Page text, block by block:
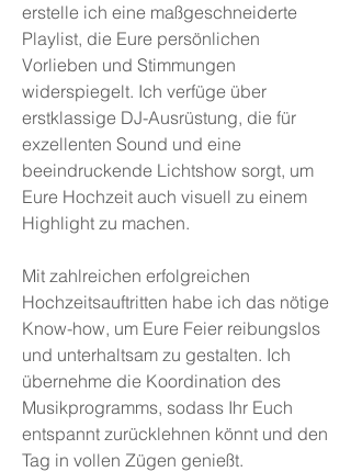
erstelle ich eine maßgeschneiderte
Playlist, die Eure persönlichen
Vorlieben und Stimmungen
widerspiegelt. Ich verfüge über
erstklassige DJ-Ausrüstung, die für
exzellenten Sound und eine
beeindruckende Lichtshow sorgt, um
Eure Hochzeit auch visuell zu einem
Highlight zu machen.
Mit zahlreichen erfolgreichen
Hochzeitsauftritten habe ich das nötige
Know-how, um Eure Feier reibungslos
und unterhaltsam zu gestalten. Ich
übernehme die Koordination des
Musikprogramms, sodass Ihr Euch
entspannt zurücklehnen könnt und den
Tag in vollen Zügen genießt.